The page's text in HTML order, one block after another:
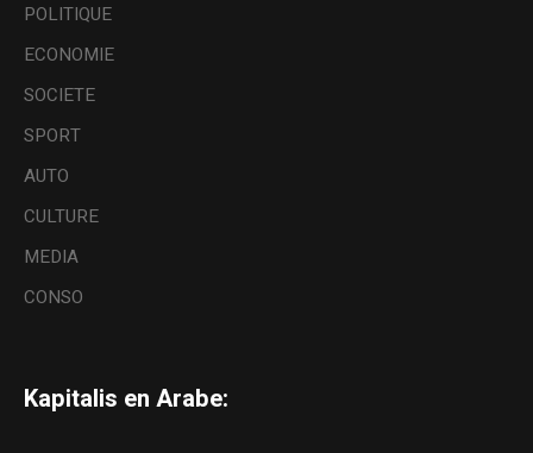
POLITIQUE
ECONOMIE
SOCIETE
SPORT
AUTO
CULTURE
MEDIA
CONSO
Kapitalis en Arabe: